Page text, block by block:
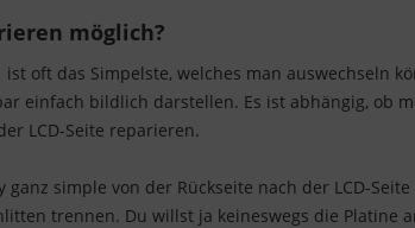
möglich?
oft das Simpelste, welches man auswechseln
einfach bildlich darstellen. Es ist abhängig, ob
LCD-Seite reparieren.
ganz simple von der Rückseite nach der LCD-
trennen. Du willst ja keineswegs die Platine